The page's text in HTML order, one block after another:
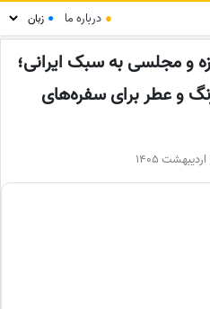
● درباره ما ●
و مجلسی به سبک ایرانی؛
و عطر برای سفره‌های